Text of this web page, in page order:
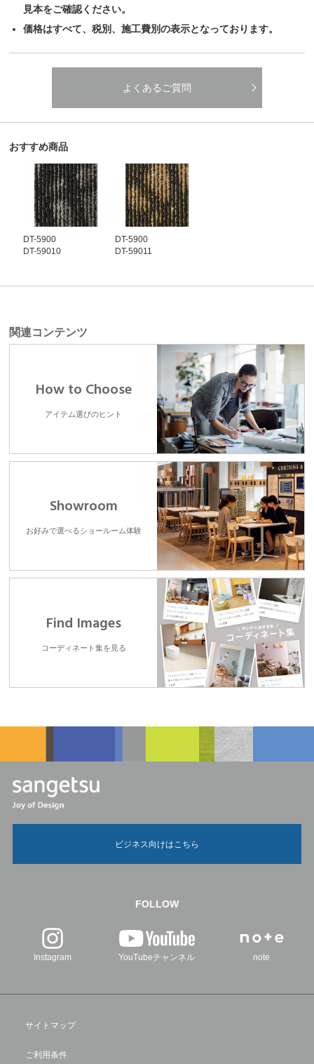
見本をご確認ください。
価格はすべて、税別、施工費別の表示となっております。
よくあるご質問
おすすめ商品
DT-5900
DT-59010
DT-5900
DT-59011
関連コンテンツ
How to Choose
アイテム選びのヒント
Showroom
お好みで選べるショールーム体験
Find Images
コーディネート集を見る
ビジネス向けはこちら
FOLLOW
Instagram YouTubeチャンネル note
サイトマップ
ご利用条件